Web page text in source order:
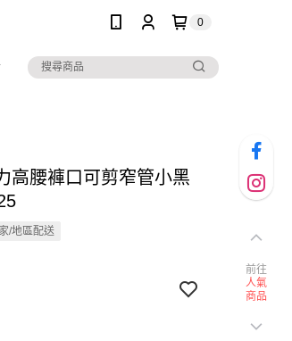
0
高腰褲口可剪窄管小黑
/地區配送
前往
人氣
商品